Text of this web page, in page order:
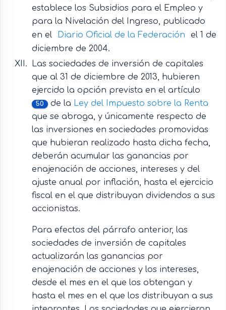
establece los Subsidios para el Empleo y
para la Nivelación del Ingreso, publicado
en el
Diario Oficial de la Federación
el 1 de
diciembre de 2004.
Las sociedades de inversión de capitales
que al 31 de diciembre de 2013, hubieren
ejercido la opción prevista en el artículo
50 de la Ley del Impuesto sobre la Renta
que se abroga, y únicamente respecto de
las inversiones en sociedades promovidas
que hubieran realizado hasta dicha fecha,
deberán acumular las ganancias por
enajenación de acciones, intereses y del
ajuste anual por inflación, hasta el ejercicio
fiscal en el que distribuyan dividendos a sus
accionistas.
Para efectos del párrafo anterior, las
sociedades de inversión de capitales
actualizarán las ganancias por
enajenación de acciones y los intereses,
desde el mes en el que los obtengan y
hasta el mes en el que los distribuyan a sus